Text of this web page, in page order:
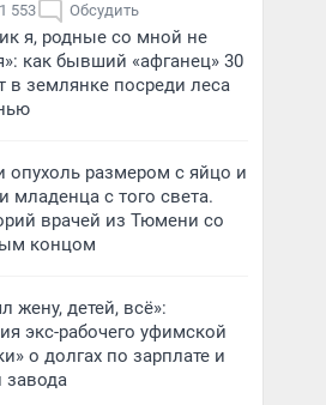
1 553 Обсудить
я, родные со мной не
как бывший «афганец» 30
в землянке посреди леса
опухоль размером с яйцо и
младенца с того света.
врачей из Тюмени со
концом
жену, детей, всё»:
экс-рабочего уфимской
о долгах по зарплате и
завода